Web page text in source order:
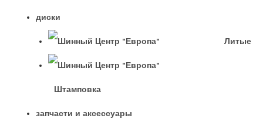
диски
Литые
Штамповка
запчасти и аксессуары